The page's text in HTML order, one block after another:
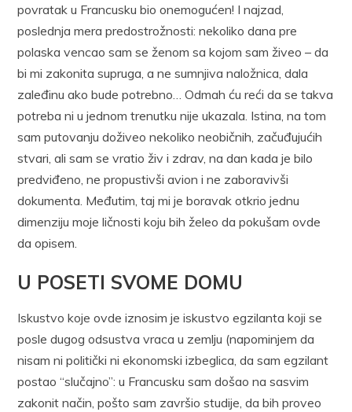
povratak u Francusku bio onemogućen! I najzad,
poslednja mera predostrožnosti: nekoliko dana pre
polaska vencao sam se ženom sa kojom sam živeo – da
bi mi zakonita supruga, a ne sumnjiva naložnica, dala
zaleđinu ako bude potrebno… Odmah ću reći da se takva
potreba ni u jednom trenutku nije ukazala. Istina, na tom
sam putovanju doživeo nekoliko neobičnih, začuđujućih
stvari, ali sam se vratio živ i zdrav, na dan kada je bilo
predviđeno, ne propustivši avion i ne zaboravivši
dokumenta. Međutim, taj mi je boravak otkrio jednu
dimenziju moje ličnosti koju bih želeo da pokušam ovde
da opisem.
U POSETI SVOME DOMU
Iskustvo koje ovde iznosim je iskustvo egzilanta koji se
posle dugog odsustva vraca u zemlju (napominjem da
nisam ni politički ni ekonomski izbeglica, da sam egzilant
postao “slučajno”: u Francusku sam došao na sasvim
zakonit način, pošto sam završio studije, da bih proveo